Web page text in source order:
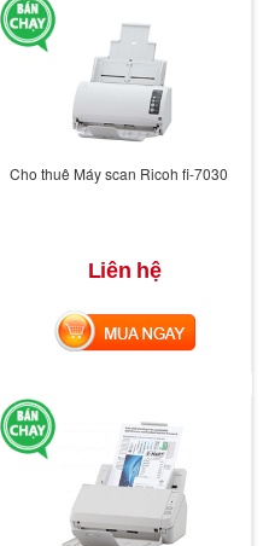
Cho thuê Máy scan Ricoh fi-7030
Liên hệ
MUA NGAY